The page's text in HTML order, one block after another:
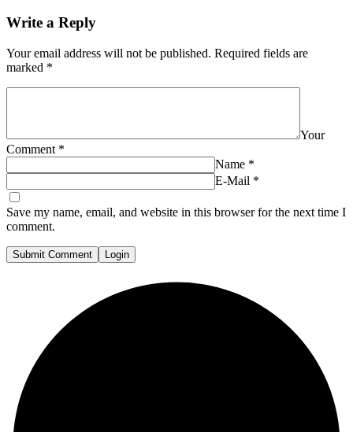
Write a Reply
Your email address will not be published. Required fields are
marked *
Your
Comment *
Name *
E-Mail *
Save my name, email, and website in this browser for the next time I
comment.
Submit Comment Login